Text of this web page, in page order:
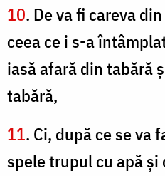
10. De va fi careva
ceea ce i s-a
iasă afară din tabără
tabără,
11. Ci, după ce se va
spele trupul cu apă